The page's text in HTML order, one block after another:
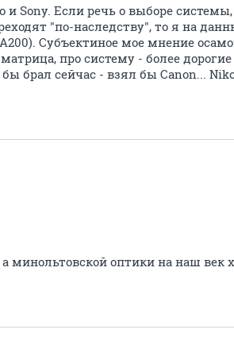
Sony. Если речь о выборе
"по-наследству", то я на
Субъектиное мое мнение
про систему - более
брал сейчас - взял бы Canon...
минольтовской оптики на наш век